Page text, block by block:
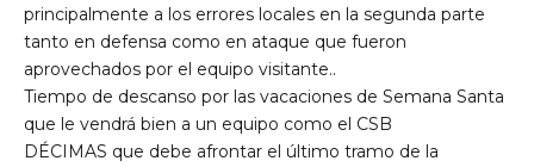
principalmente a los errores locales en la segunda parte
tanto en defensa como en ataque que fueron
aprovechados por el equipo visitante..
Tiempo de descanso por las vacaciones de Semana Santa
que le vendrá bien a un equipo como el CSB
DÉCIMAS que debe afrontar el último tramo de la